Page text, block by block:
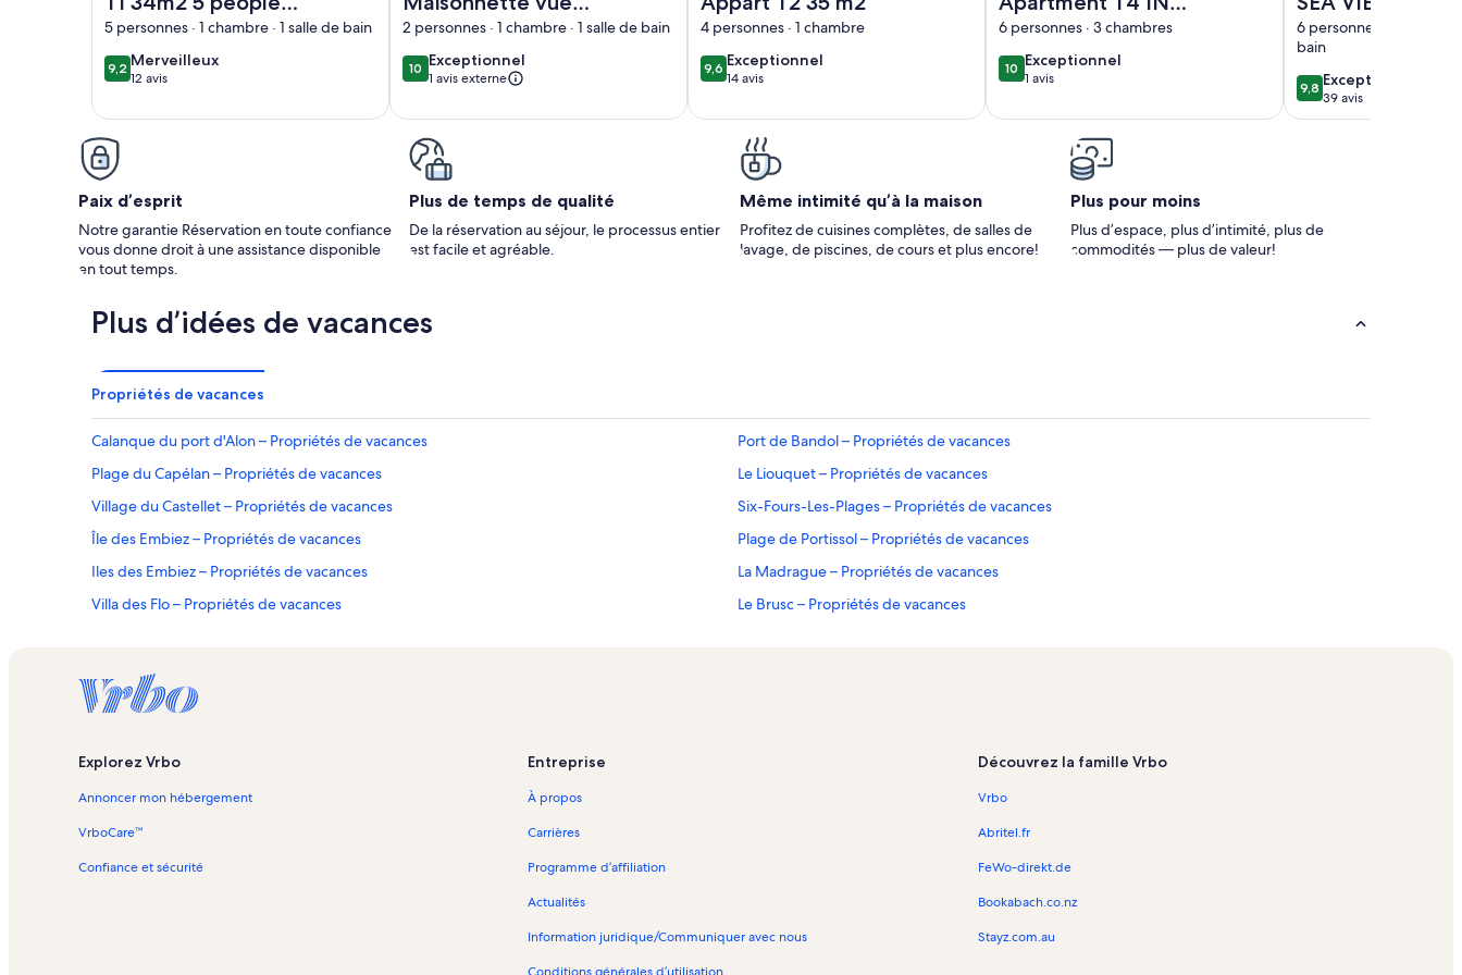
Residence Athena
Bandol sea view
5 personnes · 1 chambre · 1 salle de bain
9,29,2 sur 10
Merveilleux
merveilleux
12 avis
(12 avis)
Mer Panoramique
et sur les Iles des
Embiez, Bandor
2 personnes · 1 chambre · 1 salle de bain
1010 sur 10
Exceptionnel
exceptionnel
1 avis externe
4 personnes · 1 chambre
9,69,6 sur 10
Exceptionnel
exceptionnel
14 avis
(14 avis)
THE HEART OF
BANDOL
6 personnes · 3 chambres
1010 sur 10
Exceptionnel
exceptionnel
1 avis
(1 avis)
WALK FROM
BRIGHT AND
MODERN
6 personnes · 2
bain
9,89,8 sur 10
Exceptionnel
exceptionnel
39 avis
(39 avis)
Paix d’esprit
Notre garantie Réservation en toute confiance
vous donne droit à une assistance disponible
en tout temps.
Plus de temps de qualité
De la réservation au séjour, le processus entier
est facile et agréable.
Même intimité qu’à la maison
Profitez de cuisines complètes, de salles de
lavage, de piscines, de cours et plus encore!
Plus pour moins
Plus d’espace, plus d’intimité, plus de
commodités — plus de valeur!
Plus d’idées de vacances
Propriétés de vacances
Calanque du port d'Alon – Propriétés de vacances
Port de Bandol – Propriétés de vacances
Plage du Capélan – Propriétés de vacances
Le Liouquet – Propriétés de vacances
Village du Castellet – Propriétés de vacances
Six-Fours-Les-Plages – Propriétés de vacances
Île des Embiez – Propriétés de vacances
Plage de Portissol – Propriétés de vacances
Iles des Embiez – Propriétés de vacances
La Madrague – Propriétés de vacances
Villa des Flo – Propriétés de vacances
Le Brusc – Propriétés de vacances
Plage des Charmettes – Propriétés de vacances
Plage du Casino – Propriétés de vacances
Saint-Cyr-Sur-Mer – Propriétés de vacances
Sanary-Sur-Mer – Propriétés de vacances
Plage du Grand Vallat – Propriétés de vacances
Le Brûlat – Propriétés de vacances
Le Castellet – Propriétés de vacances
Plage de Rènecros – Propriétés de vacances
Plage du Cros – Propriétés de vacances
Plage du Mont-Salva – Propriétés de vacances
Les Goudes – maisons
Explorez Vrbo
Annoncer mon hébergement
VrboCare™
Confiance et sécurité
Entreprise
À propos
Carrières
Programme d’affiliation
Actualités
Information juridique/Communiquer avec nous
Découvrez la famille Vrbo
Vrbo
Abritel.fr
FeWo-direkt.de
Bookabach.co.nz
Stayz.com.au